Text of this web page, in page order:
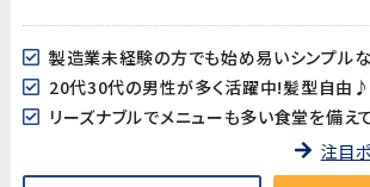
20代30代の男性が多く活躍中!髪型自由♪
注目